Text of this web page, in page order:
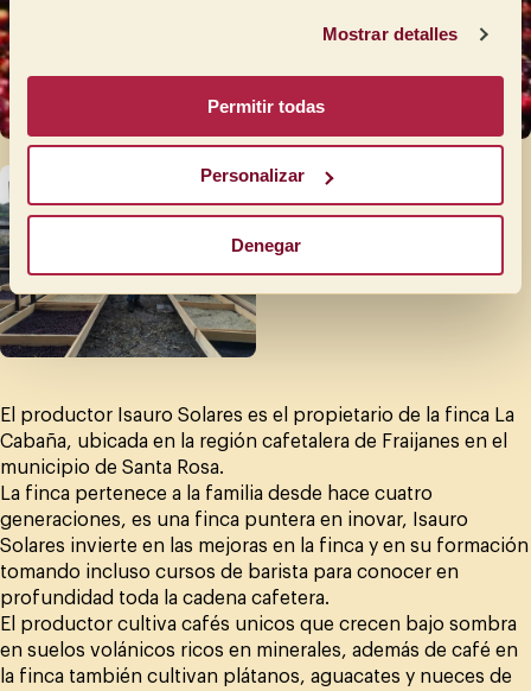
Mostrar detalles
Permitir todas
Personalizar
Denegar
El productor Isauro Solares es el propietario de la finca La
Cabaña, ubicada en la región cafetalera de Fraijanes en el
municipio de Santa Rosa.
La finca pertenece a la familia desde hace cuatro
generaciones, es una finca puntera en inovar, Isauro
Solares invierte en las mejoras en la finca y en su formación
tomando incluso cursos de barista para conocer en
profundidad toda la cadena cafetera.
El productor cultiva cafés unicos que crecen bajo sombra
en suelos volánicos ricos en minerales, además de café en
la finca también cultivan plátanos, aguacates y nueces de